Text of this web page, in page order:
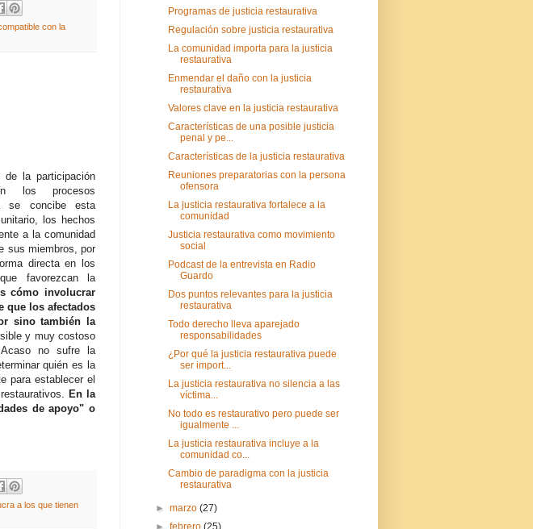
con la
de la participación
los procesos
se concibe esta
los hechos
a la comunidad
sus miembros, por
directa en los
favorezcan la
cómo involucrar
que los afectados
sino también la
y muy costoso
no sufre la
quién es la
para establecer el
En la
de apoyo" o
a los que tienen
Programas de justicia restaurativa
Regulación sobre justicia restaurativa
La comunidad importa para la justicia
restaurativa
Enmendar el daño con la justicia
restaurativa
Valores clave en la justicia restaurativa
Características de una posible justicia
penal y pe...
Características de la justicia restaurativa
Reuniones preparatorias con la persona
ofensora
La justicia restaurativa fortalece a la
comunidad
Justicia restaurativa como movimiento
social
Podcast de la entrevista en Radio
Guardo
Dos puntos relevantes para la justicia
restaurativa
Todo derecho lleva aparejado
responsabilidades
¿Por qué la justicia restaurativa puede
ser import...
La justicia restaurativa no silencia a las
víctima...
No todo es restaurativo pero puede ser
igualmente ...
La justicia restaurativa incluye a la
comunidad co...
Cambio de paradigma con la justicia
restaurativa
►marzo(27)